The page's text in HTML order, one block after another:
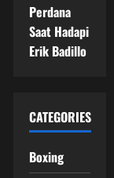
Perdana
Saat Hadapi
Erik Badillo
CATEGORIES
Boxing